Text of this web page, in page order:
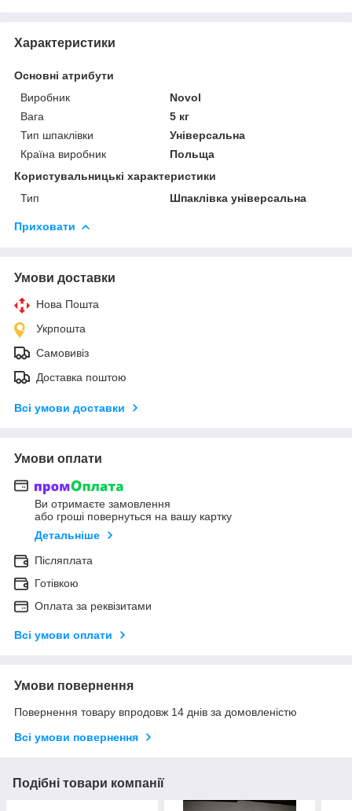
Характеристики
Основні атрибути
Виробник
Novol
Вага
5 кг
Тип шпаклівки
Універсальна
Країна виробник
Польща
Користувальницькі характеристики
Тип
Шпаклівка універсальна
Приховати
Умови доставки
Нова Пошта
Укрпошта
Самовивіз
Доставка поштою
Всі умови доставки
Умови оплати
Ви отримаєте замовлення
або гроші повернуться на вашу картку
Детальніше
Післяплата
Готівкою
Оплата за реквізитами
Всі умови оплати
Умови повернення
Повернення товару впродовж 14 днів за домовленістю
Всі умови повернення
Подібні товари компанії